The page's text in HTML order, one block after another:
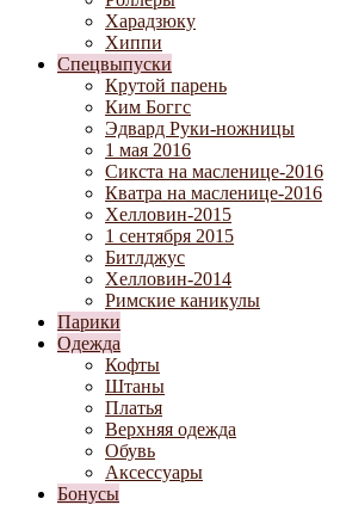
Харадзюку
Хиппи
Спецвыпуски
Крутой парень
Ким Боггс
Эдвард Руки-ножницы
1 мая 2016
Сикста на масленице-2016
Кватра на масленице-2016
Хелловин-2015
1 сентября 2015
Битлджус
Хелловин-2014
Римские каникулы
Парики
Одежда
Кофты
Штаны
Платья
Верхняя одежда
Обувь
Аксессуары
Бонусы